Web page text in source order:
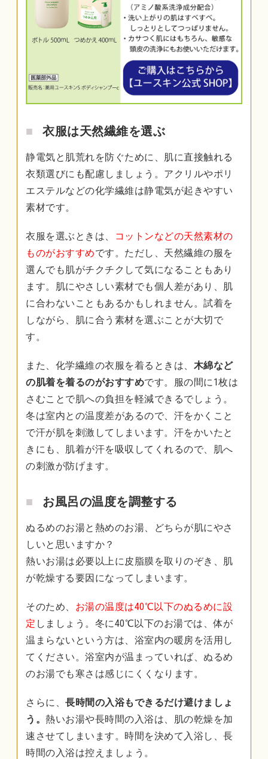
衣服は天然繊維を選ぶ
静電気と肌荒れを防ぐために、肌に直接触れる
衣類選びにも配慮しましょう。アクリルやポリ
エステルなどの化学繊維は静電気が起きやすい
素材です。
衣服を選ぶときは、
コットンなどの天然素材の
ものがおすすめです。ただし、天然繊維の服を
選んでも肌がチクチクして気になることもあり
ます。肌にやさしい素材でも個人差があり、肌
に合わないこともあるかもしれません。試着を
しながら、肌に合う素材を選ぶことが大切で
す。
また、化学繊維の衣服を着るときは、 木綿など
の肌着を着るのがおすすめです。服の間に1枚は
さむことで肌への負担を軽減できるでしょう。
冬は室内との温度差があるので、汗をかくこと
で汗が肌を刺激してしまいます。汗をかいたと
きにも、肌着が汗を吸収してくれるので、肌へ
の刺激が防げます。
お風呂の温度を調整する
ぬるめのお湯と熱めのお湯、どちらが肌にやさ
しいと思いますか？
熱いお湯は必要以上に皮脂膜を取りのぞき、肌
が乾燥する要因になってしまいます。
そのため、 お湯の温度は40℃以下のぬるめに設
定 しましょう。冬に40℃以下のお湯では、体が
温まらないという方は、浴室内の暖房を活用し
てください。浴室内が温まっていれば、ぬるめ
のお湯でも寒さは感じにくくなります。
さらに、 長時間の入浴もできるだけ避けましょ
う。 熱いお湯や長時間の入浴は、肌の乾燥を加
速させてしまいます。時間を決めて入浴し、長
時間の入浴は控えましょう。